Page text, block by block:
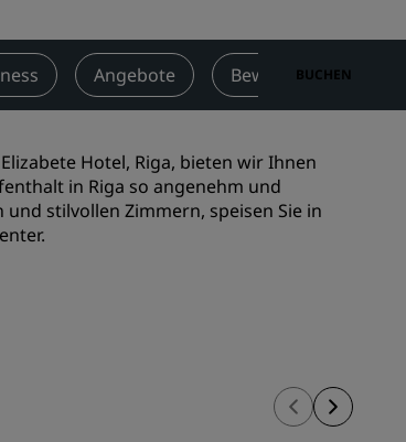
Geschäftsreisender
Hotels im Stadtzentrum
Besuchen Sie unseren Blog
Radisson Rewards
Entdecken Sie Radisson Rewards
Angebote Bewertungen
BUCHEN
Hotel, Riga, bieten wir Ihnen
in Riga so angenehm und
stilvollen Zimmern, speisen Sie in